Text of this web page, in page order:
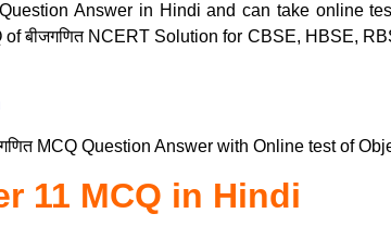
Answer in Hindi and can take online
बीजगणित NCERT Solution for CBSE, HBSE,
MCQ Question Answer with Online test of
11 MCQ in Hindi